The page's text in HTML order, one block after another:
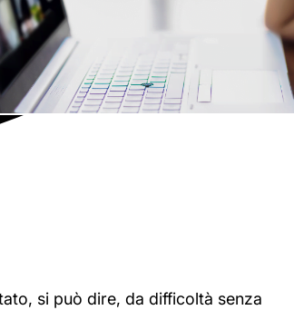
si può dire, da difficoltà senza